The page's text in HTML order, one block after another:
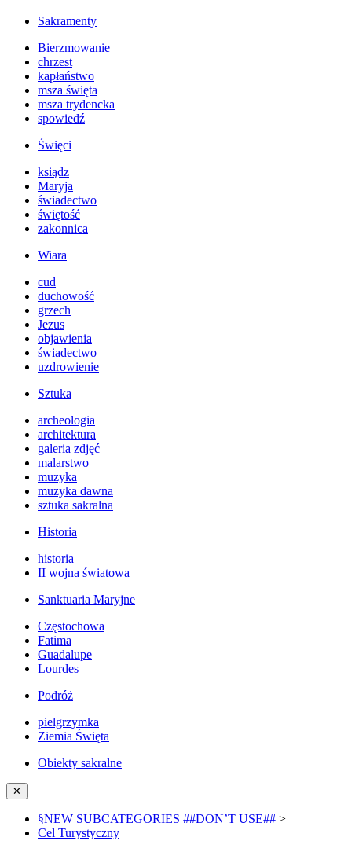
Sakramenty
Bierzmowanie
chrzest
kapłaństwo
msza święta
msza trydencka
spowiedź
Święci
ksiądz
Maryja
świadectwo
świętość
zakonnica
Wiara
cud
duchowość
grzech
Jezus
objawienia
świadectwo
uzdrowienie
Sztuka
archeologia
architektura
galeria zdjęć
malarstwo
muzyka
muzyka dawna
sztuka sakralna
Historia
historia
II wojna światowa
Sanktuaria Maryjne
Częstochowa
Fatima
Guadalupe
Lourdes
Podróż
pielgrzymka
Ziemia Święta
Obiekty sakralne
✕
§NEW SUBCATEGORIES ##DON’T USE## >
Cel Turystyczny